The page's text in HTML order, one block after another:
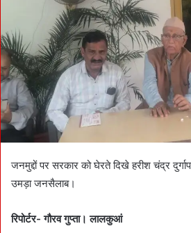
e
m
a
i
l
जनमुद्दों पर सरकार को घेरते दिखे हरीश चंद्र
उमड़ा जनसैलाब।
रिपोर्टर- गौरव गुप्ता। लालकुआं